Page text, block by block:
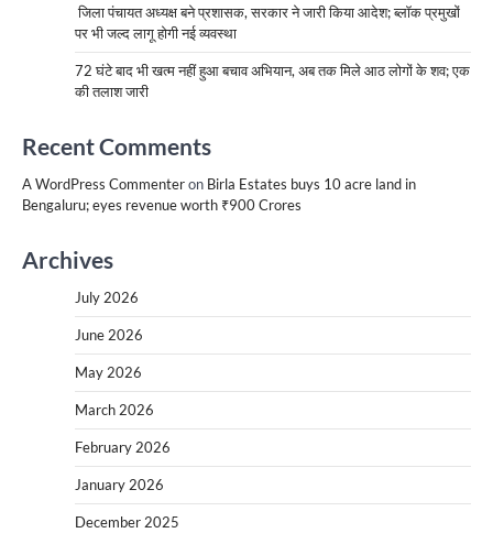
जिला पंचायत अध्यक्ष बने प्रशासक, सरकार ने जारी किया आदेश; ब्लॉक प्रमुखों
पर भी जल्द लागू होगी नई व्यवस्था
72 घंटे बाद भी खत्म नहीं हुआ बचाव अभियान, अब तक मिले आठ लोगों के शव; एक
की तलाश जारी
Recent Comments
A WordPress Commenteron Birla Estates buys 10 acre land in
Bengaluru; eyes revenue worth ₹900 Crores
Archives
July 2026
June 2026
May 2026
March 2026
February 2026
January 2026
December 2025